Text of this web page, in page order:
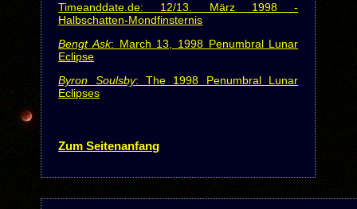
Timeanddate.de: 12/13. März 1998 -
Halbschatten-Mondfinsternis
Bengt Ask: March 13, 1998 Penumbral Lunar
Eclipse
Byron Soulsby: The 1998 Penumbral Lunar
Eclipses
Zum Seitenanfang